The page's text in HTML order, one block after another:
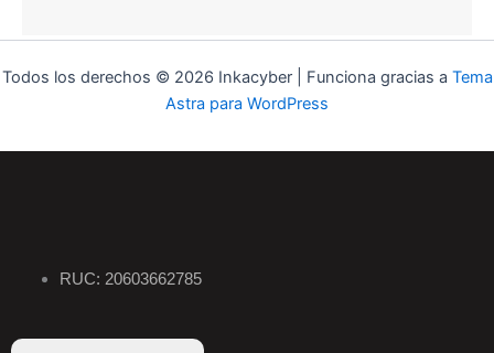
Todos los derechos © 2026 Inkacyber | Funciona gracias a Tema
Astra para WordPress
RUC: 20603662785